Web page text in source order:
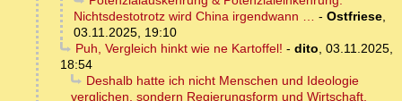
Nichtsdestotrotz wird China irgendwann … - Ostfriese,
03.11.2025, 19:10
Puh, Vergleich hinkt wie ne Kartoffel! - dito, 03.11.2025,
18:54
Deshalb hatte ich nicht Menschen und Ideologie
verglichen, sondern Regierungsform und Wirtschaft,